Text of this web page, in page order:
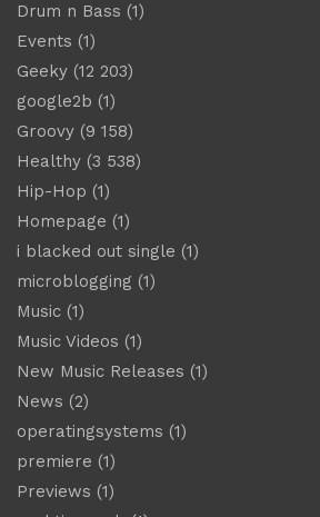
Drum n Bass (1)
Events (1)
Geeky (12 203)
google2b (1)
Groovy (9 158)
Healthy (3 538)
Hip-Hop (1)
Homepage (1)
i blacked out single (1)
microblogging (1)
Music (1)
Music Videos (1)
New Music Releases (1)
News (2)
operatingsystems (1)
premiere (1)
Previews (1)